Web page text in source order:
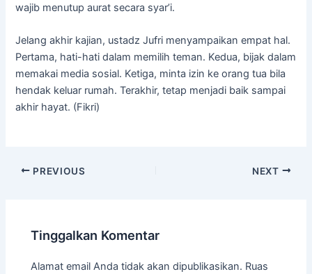
wajib menutup aurat secara syar’i.
Jelang akhir kajian, ustadz Jufri menyampaikan empat hal.
Pertama, hati-hati dalam memilih teman. Kedua, bijak dalam
memakai media sosial. Ketiga, minta izin ke orang tua bila
hendak keluar rumah. Terakhir, tetap menjadi baik sampai
akhir hayat. (Fikri)
PREVIOUS NEXT
Tinggalkan Komentar
Alamat email Anda tidak akan dipublikasikan. Ruas